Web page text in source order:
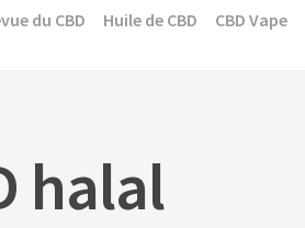
du CBD Huile de CBD CBD Vape
halal